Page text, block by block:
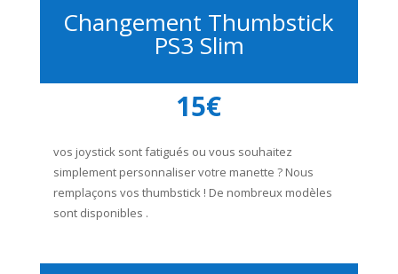
Changement Thumbstick
PS3 Slim
15€
vos joystick sont fatigués ou vous souhaitez
simplement personnaliser votre manette ? Nous
remplaçons vos thumbstick ! De nombreux modèles
sont disponibles .